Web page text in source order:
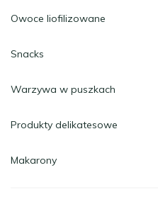
Owoce liofilizowane
Snacks
Warzywa w puszkach
Produkty delikatesowe
Makarony